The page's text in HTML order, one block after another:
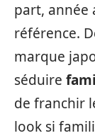
part, année
référence.
marque
séduire
de franchir
look si